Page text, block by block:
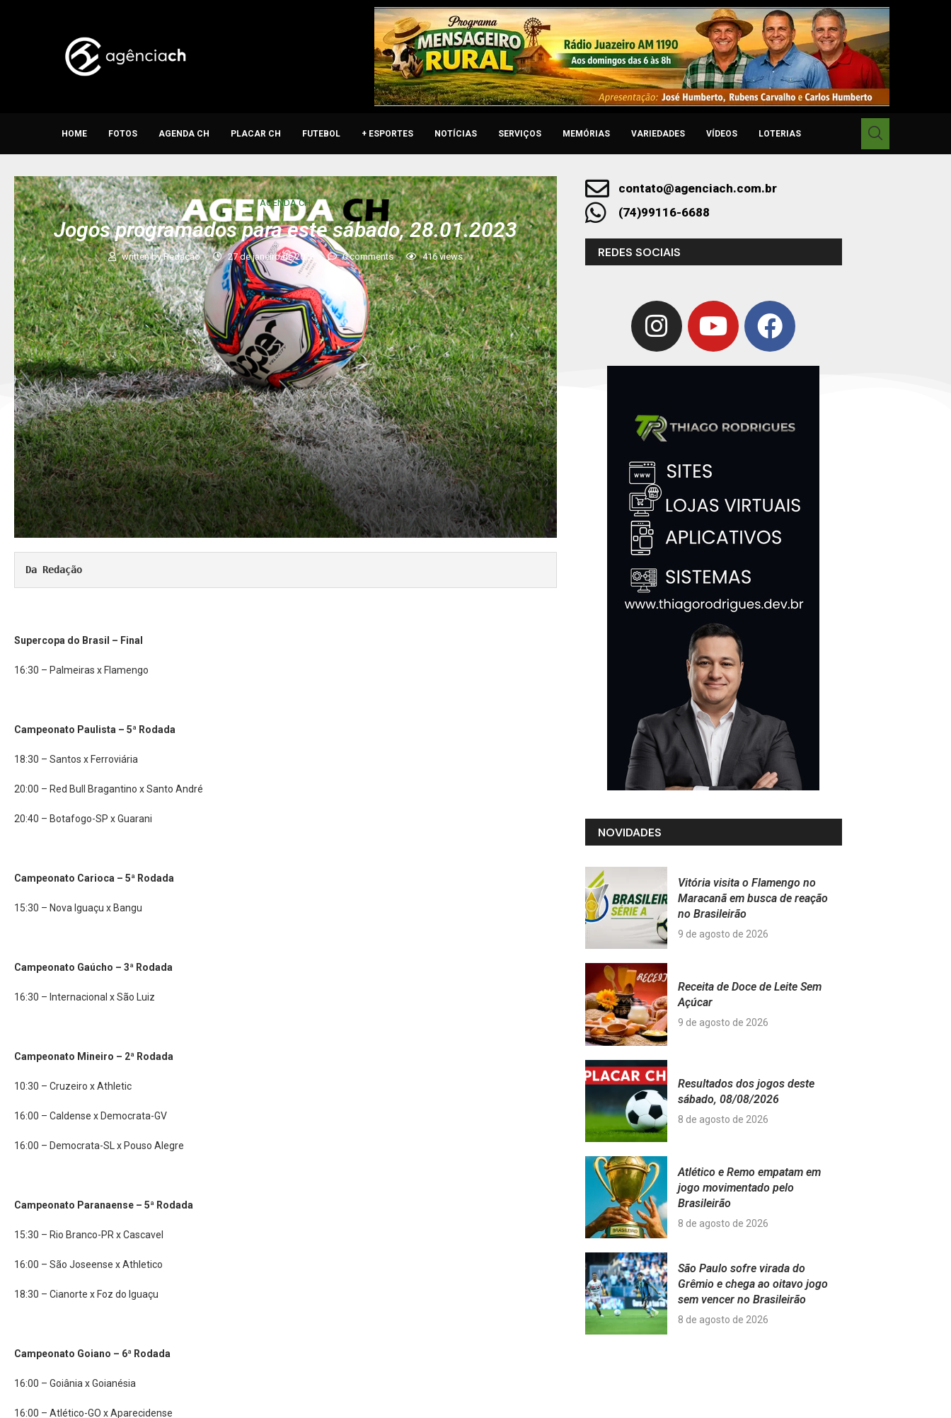
HOME FOTOS AGENDA CH PLACAR CH FUTEBOL + ESPORTES NOTÍCIAS SERVIÇOS MEMÓRIAS VARIEDADES VÍDEOS LOTERIAS
AGENDA CH
Jogos programados para este sábado, 28.01.2023
written byRedação 27 de janeiro de 2023 0 comments 416views
Da Redação
Supercopa do Brasil – Final
16:30 – Palmeiras x Flamengo
Campeonato Paulista – 5ª Rodada
18:30 – Santos x Ferroviária
20:00 – Red Bull Bragantino x Santo André
20:40 – Botafogo-SP x Guarani
Campeonato Carioca – 5ª Rodada
15:30 – Nova Iguaçu x Bangu
Campeonato Gaúcho – 3ª Rodada
16:30 – Internacional x São Luiz
Campeonato Mineiro – 2ª Rodada
10:30 – Cruzeiro x Athletic
16:00 – Caldense x Democrata-GV
16:00 – Democrata-SL x Pouso Alegre
Campeonato Paranaense – 5ª Rodada
15:30 – Rio Branco-PR x Cascavel
16:00 – São Joseense x Athletico
18:30 – Cianorte x Foz do Iguaçu
Campeonato Goiano – 6ª Rodada
16:00 – Goiânia x Goianésia
16:00 – Atlético-GO x Aparecidense
contato@agenciach.com.br
(74)99116-6688
REDES SOCIAIS
NOVIDADES
Vitória visita o Flamengo no
Maracanã em busca de reação
no Brasileirão
9 de agosto de 2026
Receita de Doce de Leite Sem
Açúcar
9 de agosto de 2026
Resultados dos jogos deste
sábado, 08/08/2026
8 de agosto de 2026
Atlético e Remo empatam em
jogo movimentado pelo
Brasileirão
8 de agosto de 2026
São Paulo sofre virada do
Grêmio e chega ao oitavo jogo
sem vencer no Brasileirão
8 de agosto de 2026